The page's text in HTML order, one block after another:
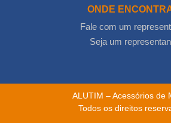
ONDE
Fale com um
Seja um
ALUTIM – Acessórios de
Todos os direitos